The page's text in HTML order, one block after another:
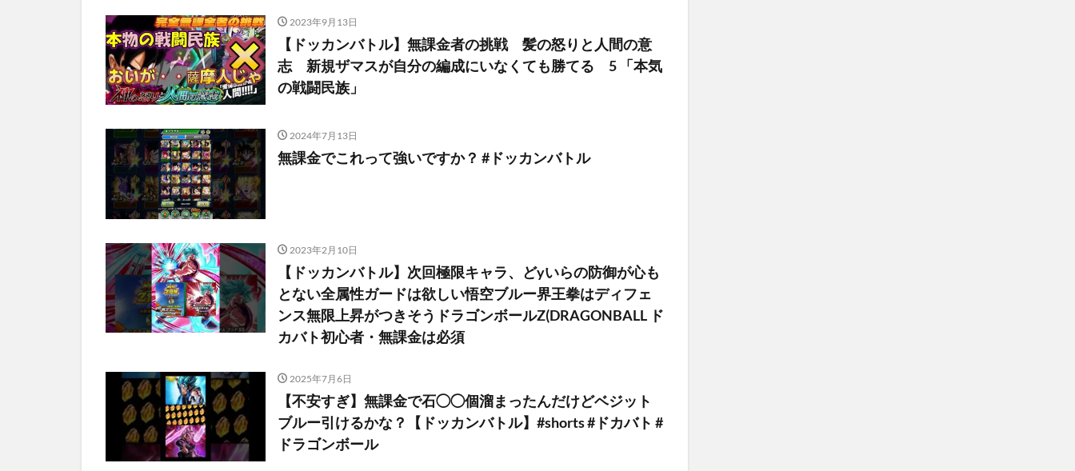
2023年9月13日
【ドッカンバトル】無課金者の挑戦 髪の怒りと人間の意
志 新規ザマスが自分の編成にいなくても勝てる 5 「本気
の戦闘民族」
2024年7月13日
無課金でこれって強いですか？ #ドッカンバトル
2023年2月10日
【ドッカンバトル】次回極限キャラ、どyいらの防御が心も
とない全属性ガードは欲しい悟空ブルー界王拳はディフェ
ンス無限上昇がつきそうドラゴンボールZ(DRAGONBALL ド
カバト初心者・無課金は必須
2025年7月6日
【不安すぎ】無課金で石◯◯個溜まったんだけどベジット
ブルー引けるかな？【ドッカンバトル】#shorts #ドカバト #
ドラゴンボール